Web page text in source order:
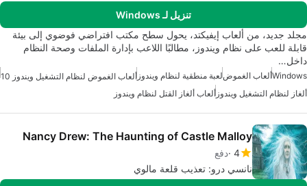
تنزيل لـ Windows
مجلد جديد، من ألعاب إيفيكتد، يحول سطح مكتب افتراضي فوضوي إلى بيئة
قابلة للعب على نظام ويندوز، مطالبًا اللاعب بإدارة الملفات وصحة النظام
داخل…
Windowsألعاب الغموضلعبة منطقية لنظام ويندوز ألعاب الغموض لنظام التشغيل ويندوز 10
ألغاز لنظام التشغيل ويندوز ألعاب ألغاز القتل لنظام ويندوز
Nancy Drew: The Haunting of Castle Malloy
4 دفع
نانسي درو: تعذيب قلعة مالوي